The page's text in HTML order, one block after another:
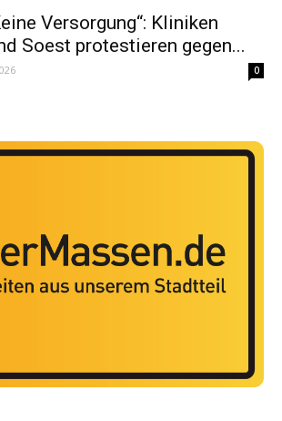
Versorgung“: Kliniken
Soest protestieren gegen...
0